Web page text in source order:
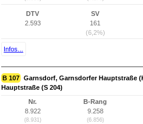
DTV
2.593
SV
161
(6,2%)
Infos...
B 107 Garnsdorf, Garnsdorfer Hauptstraße
Hauptstraße (S 204)
Nr.
8.922
(8.931)
B-Rang
9.258
(6.856)